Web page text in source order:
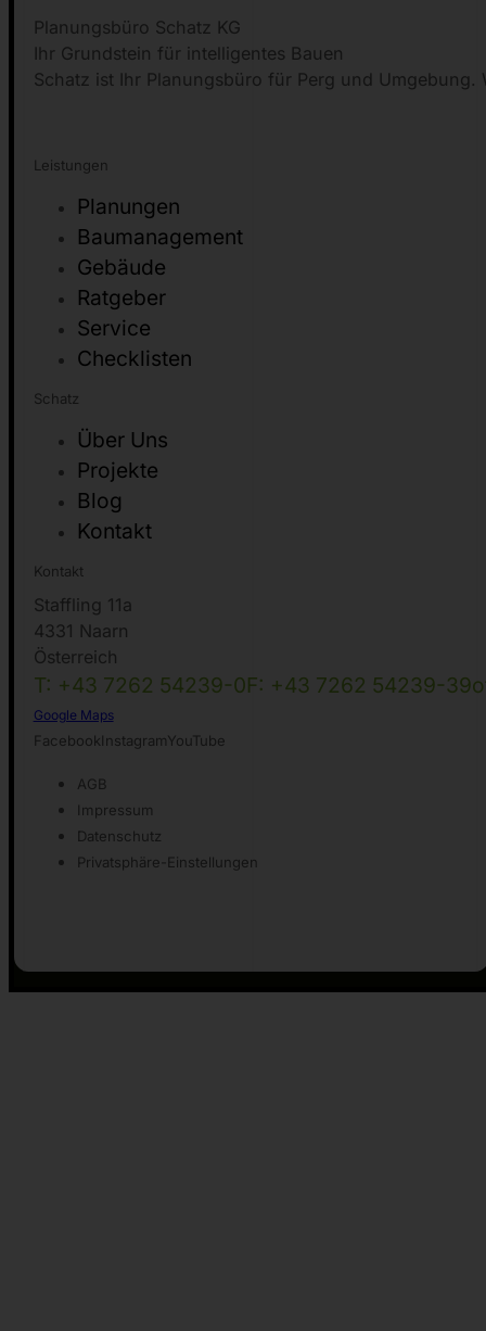
Planungsbüro Schatz KG
Ihr Grundstein für intelligentes Bauen
Schatz ist Ihr Planungsbüro für Perg und
Leistungen
Planungen
Baumanagement
Gebäude
Ratgeber
Service
Checklisten
Schatz
Über Uns
Projekte
Blog
Kontakt
Kontakt
Staffling 11a
4331 Naarn
Österreich
T: +43 7262 54239-0F: +43 7262 54239-39
Google Maps
FacebookInstagramYouTube
AGB
Impressum
Datenschutz
Privatsphäre-Einstellungen